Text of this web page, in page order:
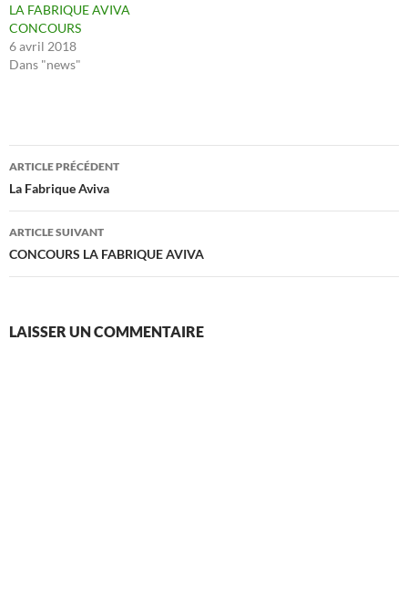
LA FABRIQUE AVIVA
CONCOURS
6 avril 2018
Dans "news"
Navigation
des
articles
ARTICLE PRÉCÉDENT
La Fabrique Aviva
ARTICLE SUIVANT
CONCOURS LA FABRIQUE AVIVA
LAISSER UN COMMENTAIRE